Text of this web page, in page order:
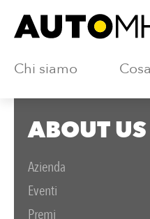
Chi siamo
ABOUT US
Azienda
Eventi
Premi